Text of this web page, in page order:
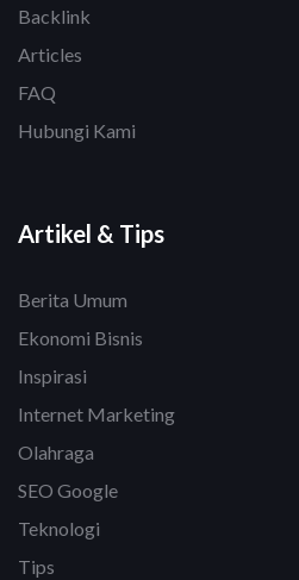
Backlink
Articles
FAQ
Hubungi Kami
Artikel & Tips
Berita Umum
Ekonomi Bisnis
Inspirasi
Internet Marketing
Olahraga
SEO Google
Teknologi
Tips